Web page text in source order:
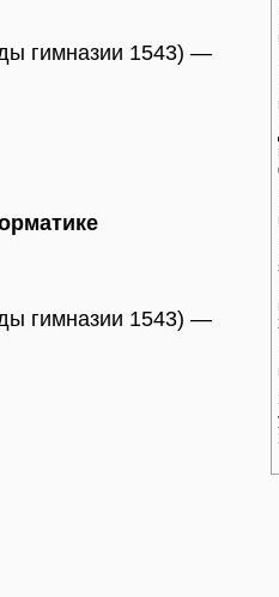
гимназии 1543) —
гимназии 1543) —